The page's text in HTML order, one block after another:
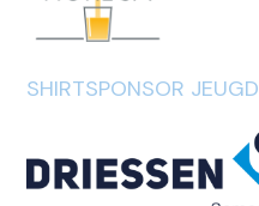
SHIRTSPONSOR JEUGD